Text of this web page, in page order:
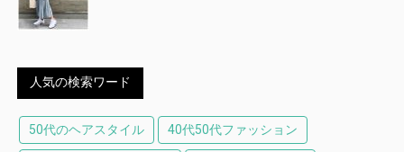
人気の検索ワード
50代のヘアスタイル 40代50代ファッション